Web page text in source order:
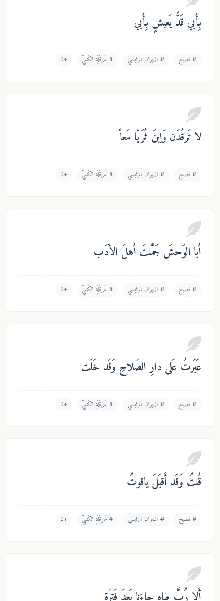
قَدُّ يَعيشٍ بِأَبي
الديوان الرئيسي عَرقَلَةِ الكَلبِيّ +2
وَاِبنَ ثُرَيّا مَعاً
الديوان الرئيسي عَرقَلَةِ الكَلبِيّ +2
الوَحشَ جَمَّلتَ أَهلَ الأَدَب
الديوان الرئيسي عَرقَلَةِ الكَلبِيّ +2
عَلى دارِ الصَلاحِ وَقَد خَلَت
الديوان الرئيسي عَرقَلَةِ الكَلبِيّ +2
وَقَد أَقبَلَ ياقوتُ
الديوان الرئيسي عَرقَلَةِ الكَلبِيّ +2